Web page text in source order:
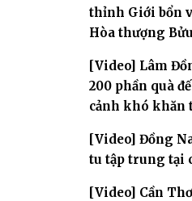
thỉnh Giới bổn
Hòa thượng
[Video] Lâm
200 phần quà
cảnh khó khăn
[Video] Đồng
tu tập trung tại
[Video] Cần